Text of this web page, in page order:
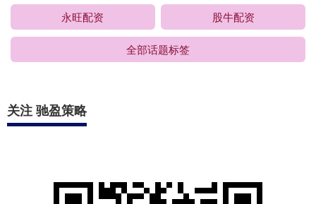
永旺配资 股牛配资
全部话题标签
关注 驰盈策略